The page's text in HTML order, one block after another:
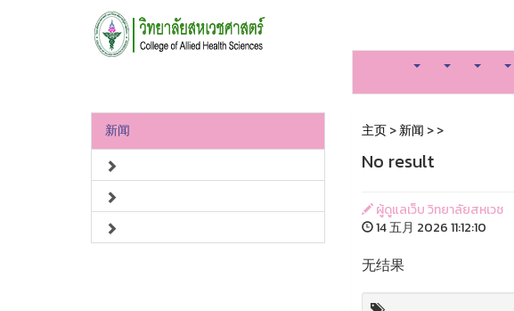
新闻 主页>新闻 >>
No result
ผู้ดูแลเว็บ วิทยาลัยสหเวช
14 五月 2026 11:12:10
无结果